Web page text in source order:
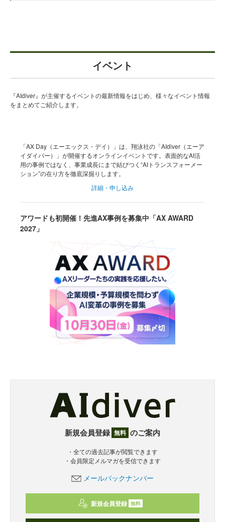
イベント
『AIdiver』が主催するイベントの最新情報をはじめ、様々なイベント情報
をまとめてご紹介します。
「AX Day（エーエックス・デイ）」は、翔泳社の「AIdiver（エーア
イダイバー）」が開催するオンラインイベントです。表面的なAI活
用の事例ではなく、事業成長にまで結びつく“AIトランスフォーメー
ション”の在り方を徹底深掘りします。
詳細・申し込み
アワードも初開催！先進AX事例を募集中「AX AWARD
2027」
新規会員登録 無料 のご案内
・全ての過去記事が閲覧できます
・会員限定メルマガを受信できます
メールバックナンバー
新規会員登録 無料